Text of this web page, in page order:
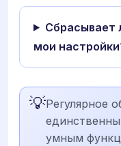
Сбрасывает
мои
💡Регулярное
умным